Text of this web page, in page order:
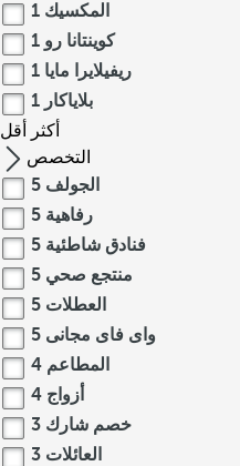
المكسيك 1
كوينتانا رو 1
ريفيلايرا مايا 1
بلاياكار 1
أكثر
أقل
التخصص
الجولف 5
رفاهية 5
فنادق شاطئية 5
منتجع صحي 5
العطلات 5
واى فاى مجانى 5
المطاعم 4
أزواج 4
خصم شارك 3
العائلات 3